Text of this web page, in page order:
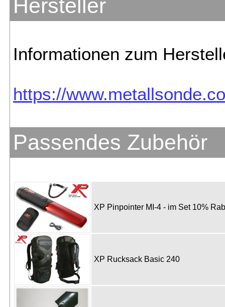
Hersteller
Informationen zum
https://
Passendes Zubehör
XP Pinpointer MI-4 - im Set 10%
XP Rucksack Basic 240